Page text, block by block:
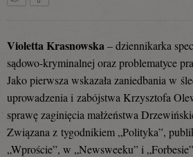
się
na
Violetta Krasnowska– dziennikarka
sądowo-kryminalnej oraz problematyce
Jako pierwsza wskazała zaniedbania w
uprowadzenia i zabójstwa Krzysztofa
sprawę zaginięcia małżeństwa
Związana z tygodnikiem „Polityka”,
„Wproście”, w „Newsweeku” i